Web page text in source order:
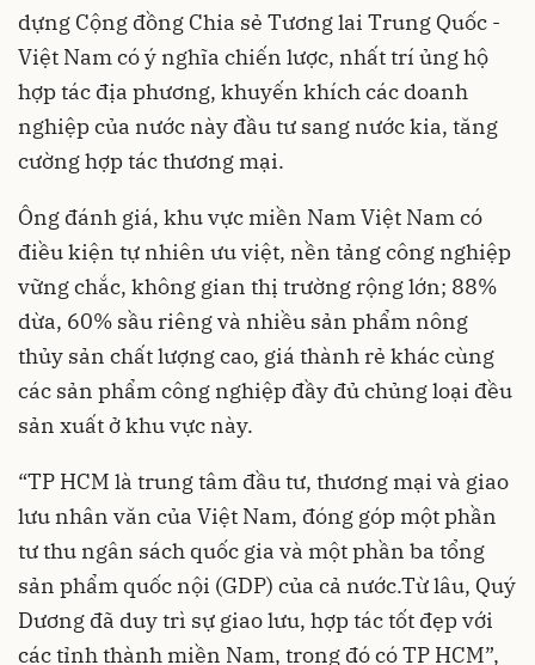
dựng Cộng đồng Chia sẻ Tương lai Trung Quốc -
Việt Nam có ý nghĩa chiến lược, nhất trí ủng hộ
hợp tác địa phương, khuyến khích các doanh
nghiệp của nước này đầu tư sang nước kia, tăng
cường hợp tác thương mại.
Ông đánh giá, khu vực miền Nam Việt Nam có
điều kiện tự nhiên ưu việt, nền tảng công nghiệp
vững chắc, không gian thị trường rộng lớn; 88%
dừa, 60% sầu riêng và nhiều sản phẩm nông
thủy sản chất lượng cao, giá thành rẻ khác cùng
các sản phẩm công nghiệp đầy đủ chủng loại đều
sản xuất ở khu vực này.
“TP HCM là trung tâm đầu tư, thương mại và giao
lưu nhân văn của Việt Nam, đóng góp một phần
tư thu ngân sách quốc gia và một phần ba tổng
sản phẩm quốc nội (GDP) của cả nước.Từ lâu, Quý
Dương đã duy trì sự giao lưu, hợp tác tốt đẹp với
các tỉnh thành miền Nam, trong đó có TP HCM”,